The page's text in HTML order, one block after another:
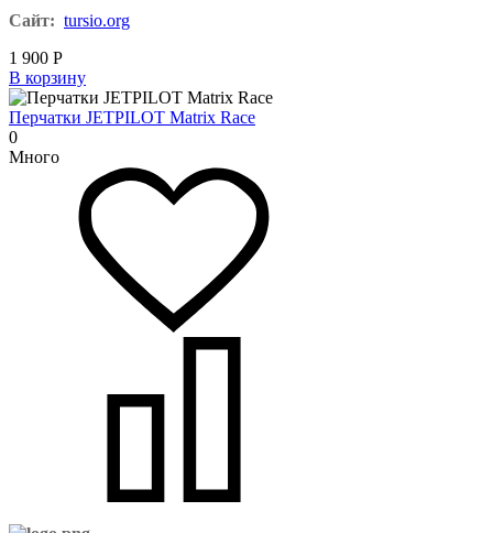
Сайт: tursio.org
1 900 Р
В корзину
Перчатки JETPILOT Matrix Race
0
Много